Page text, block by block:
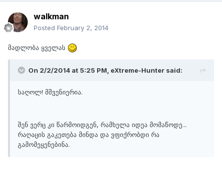
walkman
Posted February 2, 2014
მადლობა ყველას
On 2/2/2014 at 5:25 PM, eXtreme-Hunter said:
საღოლ! მშვენიერია.
შენ ვერც კი წარმოიდგენ, რამხელა იდეა მომაწოდე...
რაღაცის გაკეთება მინდა და ვფიქრობდი რა
გამომეყენებინა.